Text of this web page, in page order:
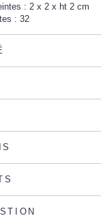
: 2 x 2 x ht 2 cm
: 32